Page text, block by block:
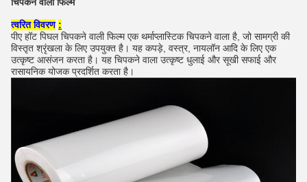
त्वरित विवरण :
पीए हॉट पिघल चिपकने वाली फिल्म एक थर्माप्लास्टिक चिपकने वाला है, जो सामग्री की
विस्तृत श्रृंखला के लिए उपयुक्त है। यह कपड़े, वस्त्र, नायलॉन आदि के लिए एक
उत्कृष्ट आसंजन करता है। यह चिपकने वाला उत्कृष्ट धुलाई और सूखी सफाई और
रासायनिक योजक प्रदर्शित करता है।